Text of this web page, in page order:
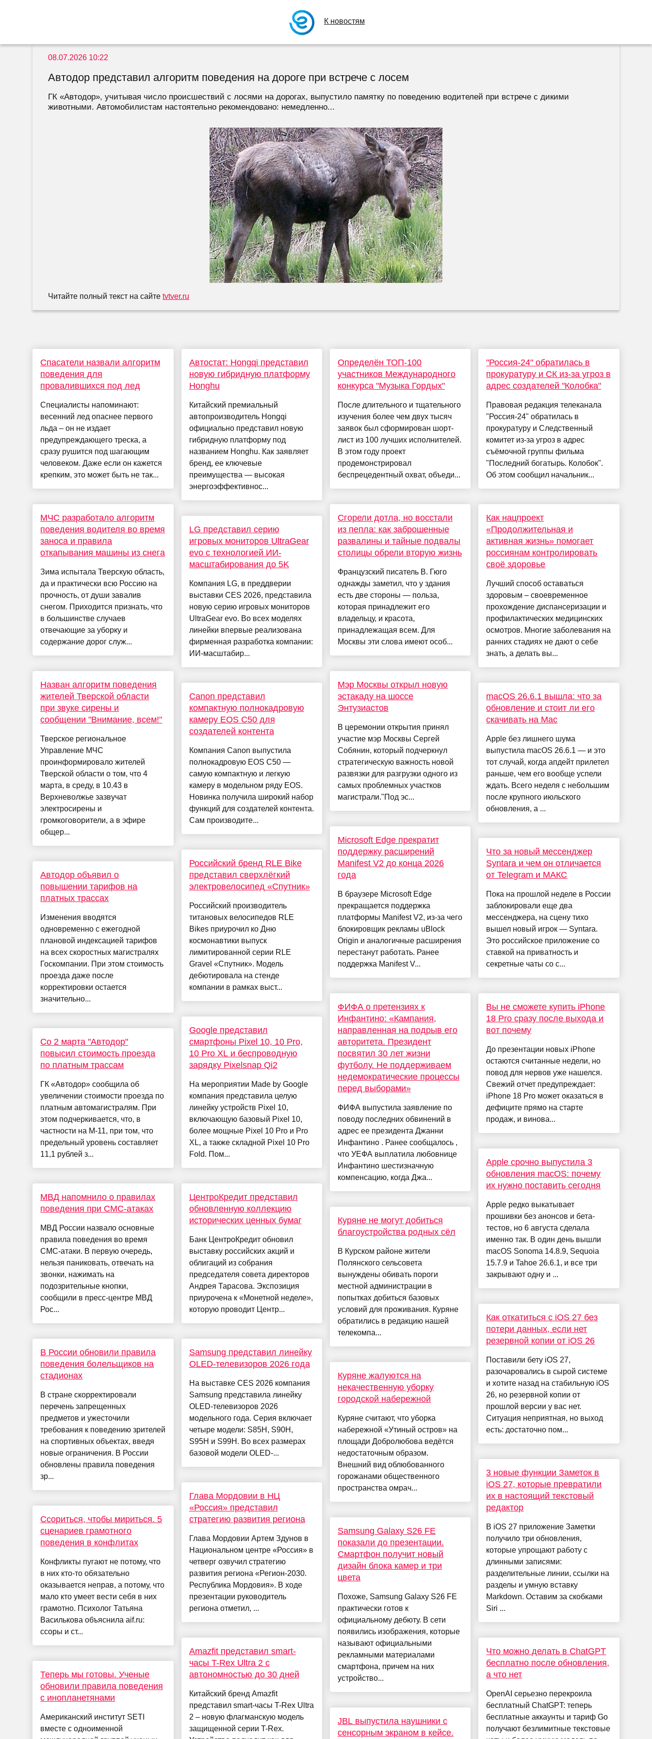
К новостям
08.07.2026 10:22
Автодор представил алгоритм поведения на дороге при встрече с лосем
ГК «Автодор», учитывая число происшествий с лосями на дорогах, выпустило памятку по поведению водителей при встрече с дикими
животными. Автомобилистам настоятельно рекомендовано: немедленно...
Читайте полный текст на сайтеtvtver.ru
Спасатели назвали алгоритм
поведения для
провалившихся под лед
Специалисты напоминают:
весенний лед опаснее первого
льда – он не издает
предупреждающего треска, а
сразу рушится под шагающим
человеком. Даже если он кажется
крепким, это может быть не так...
МЧС разработало алгоритм
поведения водителя во время
заноса и правила
откапывания машины из снега
Зима испытала Тверскую область,
да и практически всю Россию на
прочность, от души завалив
снегом. Приходится признать, что
в большинстве случаев
отвечающие за уборку и
содержание дорог служ...
Назван алгоритм поведения
жителей Тверской области
при звуке сирены и
сообщении "Внимание, всем!"
Тверское региональное
Управление МЧС
проинформировало жителей
Тверской области о том, что 4
марта, в среду, в 10.43 в
Верхневолжье зазвучат
электросирены и
громкоговорители, а в эфире
общер...
Автодор объявил о
повышении тарифов на
платных трассах
Изменения вводятся
одновременно с ежегодной
плановой индексацией тарифов
на всех скоростных магистралях
Госкомпании. При этом стоимость
проезда даже после
корректировки остается
значительно...
Со 2 марта "Автодор"
повысил стоимость проезда
по платным трассам
ГК «Автодор» сообщила об
увеличении стоимости проезда по
платным автомагистралям. При
этом подчеркивается, что, в
частности на М-11, при том, что
предельный уровень составляет
11,1 рублей з...
МВД напомнило о правилах
поведения при СМС-атаках
МВД России назвало основные
правила поведения во время
СМС-атаки. В первую очередь,
нельзя паниковать, отвечать на
звонки, нажимать на
подозрительные кнопки,
сообщили в пресс-центре МВД
Рос...
В России обновили правила
поведения болельщиков на
стадионах
В стране скорректировали
перечень запрещенных
предметов и ужесточили
требования к поведению зрителей
на спортивных объектах, введя
новые ограничения. В России
обновлены правила поведения
зр...
Ссориться, чтобы мириться. 5
сценариев грамотного
поведения в конфлитах
Конфликты пугают не потому, что
в них кто-то обязательно
оказывается неправ, а потому, что
мало кто умеет вести себя в них
грамотно. Психолог Татьяна
Василькова объяснила aif.ru:
ссоры и ст...
Теперь мы готовы. Ученые
обновили правила поведения
с инопланетянами
Американский институт SETI
вместе с одноименной
Автостат: Hongqi представил
новую гибридную платформу
Honghu
Китайский премиальный
автопроизводитель Hongqi
официально представил новую
гибридную платформу под
названием Honghu. Как заявляет
бренд, ее ключевые
преимущества — высокая
энергоэффективнос...
LG представил серию
игровых мониторов UltraGear
evo с технологией ИИ-
масштабирования до 5K
Компания LG, в преддверии
выставки CES 2026, представила
новую серию игровых мониторов
UltraGear evo. Во всех моделях
линейки впервые реализована
фирменная разработка компании:
ИИ-масштабир...
Canon представил
компактную полнокадровую
камеру EOS C50 для
создателей контента
Компания Canon выпустила
полнокадровую EOS C50 —
самую компактную и легкую
камеру в модельном ряду EOS.
Новинка получила широкий набор
функций для создателей контента.
Сам производите...
Российский бренд RLE Bike
представил сверхлёгкий
электровелосипед «Спутник»
Российский производитель
титановых велосипедов RLE
Bikes приурочил ко Дню
космонавтики выпуск
лимитированной серии RLE
Gravel «Спутник». Модель
дебютировала на стенде
компании в рамках выст...
Google представил
смартфоны Pixel 10, 10 Pro,
10 Pro XL и беспроводную
зарядку Pixelsnap Qi2
На мероприятии Made by Google
компания представила целую
линейку устройств Pixel 10,
включающую базовый Pixel 10,
более мощные Pixel 10 Pro и Pro
XL, а также складной Pixel 10 Pro
Fold. Пом...
ЦентроКредит представил
обновленную коллекцию
исторических ценных бумаг
Банк ЦентроКредит обновил
выставку российских акций и
облигаций из собрания
председателя совета директоров
Андрея Тарасова. Экспозиция
приурочена к «Монетной неделе»,
которую проводит Центр...
Samsung представил линейку
OLED-телевизоров 2026 года
На выставке CES 2026 компания
Samsung представила линейку
OLED-телевизоров 2026
модельного года. Серия включает
четыре модели: S85H, S90H,
S95H и S99H. Во всех размерах
базовой модели OLED-...
Глава Мордовии в НЦ
«Россия» представил
стратегию развития региона
Глава Мордовии Артем Здунов в
Национальном центре «Россия» в
четверг озвучил стратегию
развития региона «Регион-2030.
Республика Мордовия». В ходе
презентации руководитель
региона отметил, ...
Amazfit представил smart-
часы T-Rex Ultra 2 с
автономностью до 30 дней
Китайский бренд Amazfit
представил smart-часы T-Rex Ultra
2 – новую флагманскую модель
защищенной серии T-Rex.
Определён ТОП-100
участников Международного
конкурса "Музыка Гордых"
После длительного и тщательного
изучения более чем двух тысяч
заявок был сформирован шорт-
лист из 100 лучших исполнителей.
В этом году проект
продемонстрировал
беспрецедентный охват, объеди...
Сгорели дотла, но восстали
из пепла: как заброшенные
развалины и тайные подвалы
столицы обрели вторую жизнь
Французский писатель В. Гюго
однажды заметил, что у здания
есть две стороны — польза,
которая принадлежит его
владельцу, и красота,
принадлежащая всем. Для
Москвы эти слова имеют особ...
Мэр Москвы открыл новую
эстакаду на шоссе
Энтузиастов
В церемонии открытия принял
участие мэр Москвы Сергей
Собянин, который подчеркнул
стратегическую важность новой
развязки для разгрузки одного из
самых проблемных участков
магистрали."Под эс...
Microsoft Edge прекратит
поддержку расширений
Manifest V2 до конца 2026
года
В браузере Microsoft Edge
прекращается поддержка
платформы Manifest V2, из-за чего
блокировщик рекламы uBlock
Origin и аналогичные расширения
перестанут работать. Ранее
поддержка Manifest V...
ФИФА о претензиях к
Инфантино: «Кампания,
направленная на подрыв его
авторитета. Президент
посвятил 30 лет жизни
футболу. Не поддерживаем
недемократические процессы
перед выборами»
ФИФА выпустила заявление по
поводу последних обвинений в
адрес ее президента Джанни
Инфантино . Ранее сообщалось ,
что УЕФА выплатила любовнице
Инфантино шестизначную
компенсацию, когда Джа...
Куряне не могут добиться
благоустройства родных сёл
В Курском районе жители
Полянского сельсовета
вынуждены обивать пороги
местной администрации в
попытках добиться базовых
условий для проживания. Куряне
обратились в редакцию нашей
телекомпа...
Куряне жалуются на
некачественную уборку
городской набережной
Куряне считают, что уборка
набережной «Утиный остров» на
площади Добролюбова ведётся
недостаточным образом.
Внешний вид облюбованного
горожанами общественного
пространства омрач...
Samsung Galaxy S26 FE
показали до презентации.
Смартфон получит новый
дизайн блока камер и три
цвета
Похоже, Samsung Galaxy S26 FE
практически готов к
официальному дебюту. В сети
появились изображения, которые
называют официальными
рекламными материалами
смартфона, причем на них
устройство...
JBL выпустила наушники с
сенсорным экраном в кейсе.
"Россия-24" обратилась в
прокуратуру и СК из-за угроз в
адрес создателей "Колобка"
Правовая редакция телеканала
"Россия-24" обратилась в
прокуратуру и Следственный
комитет из-за угроз в адрес
съёмочной группы фильма
"Последний богатырь. Колобок".
Об этом сообщил начальник...
Как нацпроект
«Продолжительная и
активная жизнь» помогает
россиянам контролировать
своё здоровье
Лучший способ оставаться
здоровым – своевременное
прохождение диспансеризации и
профилактических медицинских
осмотров. Многие заболевания на
ранних стадиях не дают о себе
знать, а делать вы...
macOS 26.6.1 вышла: что за
обновление и стоит ли его
скачивать на Mac
Apple без лишнего шума
выпустила macOS 26.6.1 — и это
тот случай, когда апдейт прилетел
раньше, чем его вообще успели
ждать. Всего неделя с небольшим
после крупного июльского
обновления, а ...
Что за новый мессенджер
Syntara и чем он отличается
от Telegram и МАКС
Пока на прошлой неделе в России
заблокировали еще два
мессенджера, на сцену тихо
вышел новый игрок — Syntara.
Это российское приложение со
ставкой на приватность и
секретные чаты со с...
Вы не сможете купить iPhone
18 Pro сразу после выхода и
вот почему
До презентации новых iPhone
остаются считанные недели, но
повод для нервов уже нашелся.
Свежий отчет предупреждает:
iPhone 18 Pro может оказаться в
дефиците прямо на старте
продаж, и винова...
Apple срочно выпустила 3
обновления macOS: почему
их нужно поставить сегодня
Apple редко выкатывает
прошивки без анонсов и бета-
тестов, но 6 августа сделала
именно так. В один день вышли
macOS Sonoma 14.8.9, Sequoia
15.7.9 и Tahoe 26.6.1, и все три
закрывают одну и ...
Как откатиться с iOS 27 без
потери данных, если нет
резервной копии от iOS 26
Поставили бету iOS 27,
разочаровались в сырой системе
и хотите назад на стабильную iOS
26, но резервной копии от
прошлой версии у вас нет.
Ситуация неприятная, но выход
есть: достаточно пом...
3 новые функции Заметок в
iOS 27, которые превратили
их в настоящий текстовый
редактор
В iOS 27 приложение Заметки
получило три обновления,
которые упрощают работу с
длинными записями:
разделительные линии, ссылки на
разделы и умную вставку
Markdown. Оставим за скобками
Siri ...
Что можно делать в ChatGPT
бесплатно после обновления,
а что нет
OpenAI серьезно перекроила
бесплатный ChatGPT: теперь
бесплатные аккаунты и тариф Go
получают безлимитные текстовые